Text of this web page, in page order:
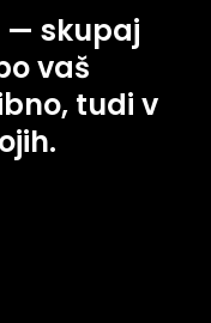
— skupaj
vaš
tudi v